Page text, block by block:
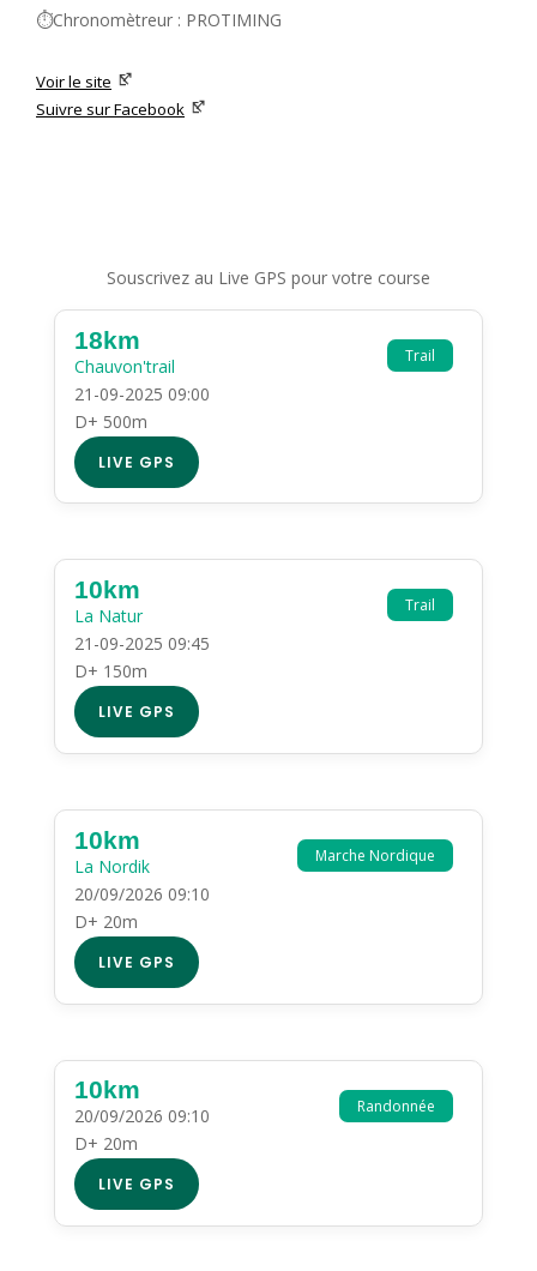
⏱️Chronomètreur : PROTIMING
Voir le site
Suivre sur Facebook
Souscrivez au Live GPS pour votre course
Trail
18km
Chauvon'trail
21-09-2025 09:00
D+ 500m
LIVE GPS
Trail
10km
La Natur
21-09-2025 09:45
D+ 150m
LIVE GPS
Marche Nordique
10km
La Nordik
20/09/2026 09:10
D+ 20m
LIVE GPS
Randonnée
10km
20/09/2026 09:10
D+ 20m
LIVE GPS